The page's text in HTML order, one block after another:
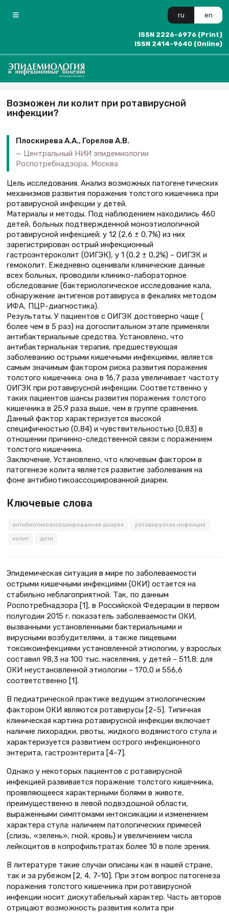
ru en
ISSN 2226-6976 (Print)
ISSN 2414-9640 (Online)
Возможен ли колит при ротавирусной
инфекции?
Плоскирева А.А., Горелов А.В.
Центральный НИИ эпидемиологии
Роспотребнадзора, Москва
Цель исследования. Анализ возможных патогенетических
механизмов развития поражения толстого кишечника при
ротавирусной инфекции у детей.
Материалы и методы. Под наблюдением находились 460
детей, больных подтвержденной моноэтиологичной
ротавирусной инфекцией; у 12 (2,6 ± 0,7%) из них
зарегистрирован острый инфекционный
гастроэнтероколит (ОИГЭК), у 1 (0,2 ± 0,2%) – ОИГЭК и
гемоколит. Ежедневно оценивали клинические данные
всех больных, проводили клинико-лабораторное
обследование (бактериологическое исследование кала,
обнаружение антигенов ротавируса в фекалиях методом
ИФА, ПЦР-диагностика).
Результаты. У пациентов с ОИГЭК достоверно чаще (
более чем в 5 раз) на догоспитальном этапе применяли
антибактериальные средства. Установлено, что
антибактериальная терапия, предшествующая
заболеванию острыми кишечными инфекциями, является
самым значимым фактором риска развития поражения
толстого кишечника: она в 16,7 раза увеличивает частоту
ОИГЭК при ротавирусной инфекции. Соответственно у
таких пациентов шансы развития поражения толстого
кишечника в 25,9 раза выше, чем в группе сравнения.
Данный фактор характеризуется высокой
специфичностью (0,84) и чувствительностью (0,83) в
отношении причинно-следственной связи с поражением
толстого кишечника.
Заключение. Установлено, что ключевым фактором в
патогенезе колита является развитие заболевания на
фоне антибиотикоассоциированной диареи.
Ключевые слова
антибиотикоассоциированная диарея ротавирусная инфекция
колит дети
Эпидемическая ситуация в мире по заболеваемости
острыми кишечными инфекциями (ОКИ) остается на
стабильно неблагоприятной. Так, по данным
Роспотребнадзора [1], в Российской Федерации в первом
полугодии 2015 г. показатель заболеваемости ОКИ,
вызванными установленными бактериальными и
вирусными возбудителями, а также пищевыми
токсикоинфекциями установленной этиологии, у взрослых
составил 98,3 на 100 тыс. населения, у детей – 511,8; для
ОКИ неустановленной этиологии – 170,0 и 556,6
соответственно [1].
В педиатрической практике ведущим этиологическим
фактором ОКИ являются ротавирусы [2–5]. Типичная
клиническая картина ротавирусной инфекции включает
наличие лихорадки, рвоты, жидкого водянистого стула и
характеризуется развитием острого инфекционного
энтерита, гастроэнтерита [4–7].
Однако у некоторых пациентов с ротавирусной
инфекцией развивается поражение толстого кишечника,
проявляющееся характерными болями в животе,
преимущественно в левой подвздошной области,
выраженными симптомами интоксикации и изменением
характера стула: наличием патологических примесей
(слизь, «зелень», гной, кровь) и увеличением числа
лейкоцитов в копрофильтратах более 10 в поле зрения.
В литературе такие случаи описаны как в нашей стране,
так и за рубежом [2, 4, 7–10]. При этом вопрос патогенеза
поражения толстого кишечника при ротавирусной
инфекции носит дискутабельный характер. Часть авторов
отрицают возможность развития колита при